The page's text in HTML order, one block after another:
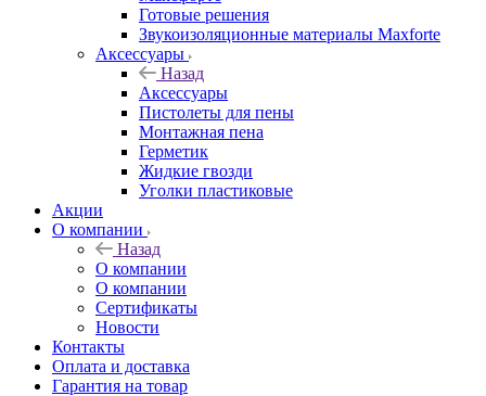
Готовые решения
Звукоизоляционные материалы Maxforte
Аксессуары
Назад
Аксессуары
Пистолеты для пены
Монтажная пена
Герметик
Жидкие гвозди
Уголки пластиковые
Акции
О компании
Назад
О компании
О компании
Сертификаты
Новости
Контакты
Оплата и доставка
Гарантия на товар